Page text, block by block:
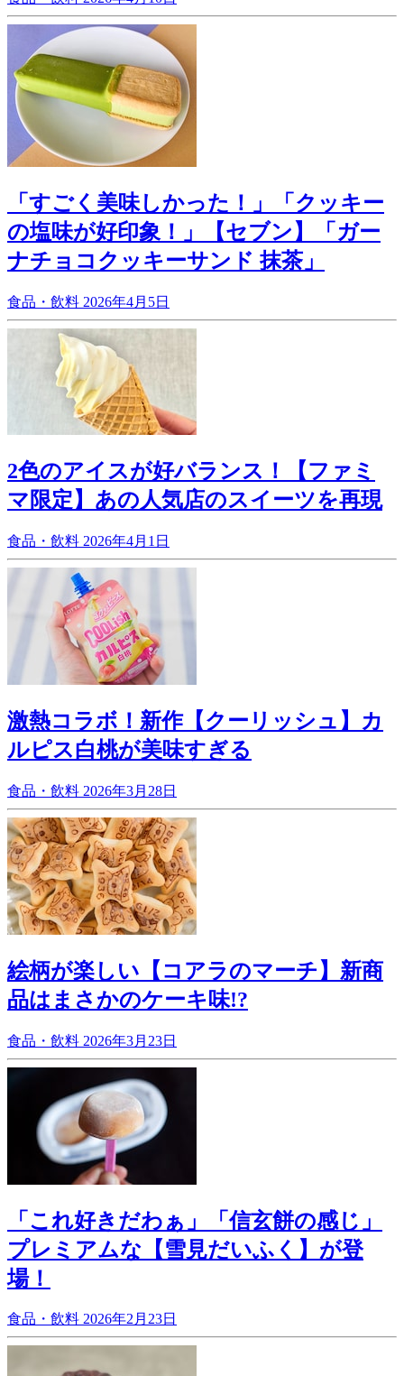
「すごく美味しかった！」「クッキー
の塩味が好印象！」【セブン】「ガー
ナチョコクッキーサンド 抹茶」
食品・飲料 2026年4月5日
2色のアイスが好バランス！【ファミ
マ限定】あの人気店のスイーツを再現
食品・飲料 2026年4月1日
激熱コラボ！新作【クーリッシュ】カ
ルピス白桃が美味すぎる
食品・飲料 2026年3月28日
絵柄が楽しい【コアラのマーチ】新商
品はまさかのケーキ味!?
食品・飲料 2026年3月23日
「これ好きだわぁ」「信玄餅の感じ」
プレミアムな【雪見だいふく】が登
場！
食品・飲料 2026年2月23日